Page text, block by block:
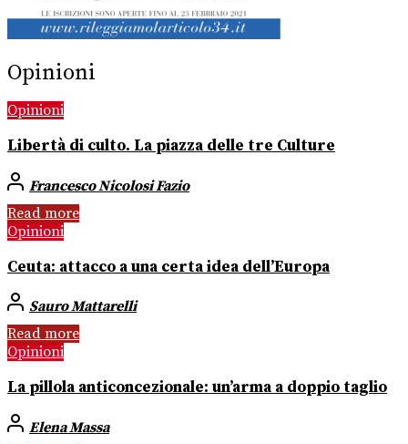
Opinioni
Opinioni
Libertà di culto. La piazza delle tre Culture
Francesco Nicolosi Fazio
Read more
Opinioni
Ceuta: attacco a una certa idea dell’Europa
Sauro Mattarelli
Read more
Opinioni
La pillola anticoncezionale: un’arma a doppio taglio
Elena Massa